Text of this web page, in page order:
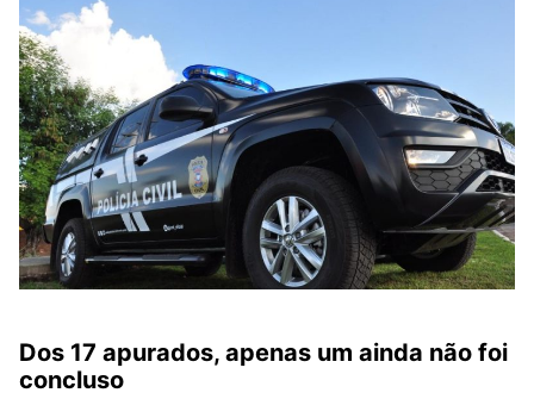
Dos 17 apurados, apenas um ainda não foi
concluso